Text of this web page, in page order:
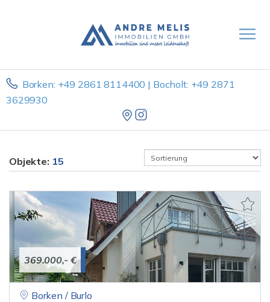
Borken: +49 2861 8114400 | Bocholt: +49 2871
3629930
Objekte: 15
369.000,- €
Borken / Burlo